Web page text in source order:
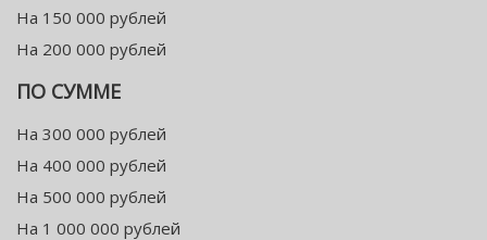
На 150 000 рублей
На 200 000 рублей
ПО СУММЕ
На 300 000 рублей
На 400 000 рублей
На 500 000 рублей
На 1 000 000 рублей